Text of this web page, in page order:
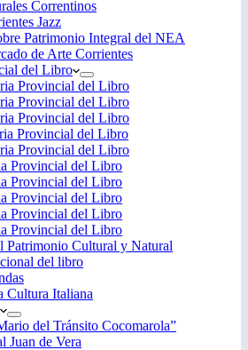
Correntinos
Jazz
Patrimonio Integral del NEA
de Arte Corrientes
del Libro
Provincial del Libro
Provincial del Libro
Provincial del Libro
Provincial del Libro
Provincial del Libro
Provincial del Libro
Provincial del Libro
Provincial del Libro
Provincial del Libro
Provincial del Libro
Patrimonio Cultural y Natural
del libro
Cultura Italiana
del Tránsito Cocomarola”
Juan de Vera